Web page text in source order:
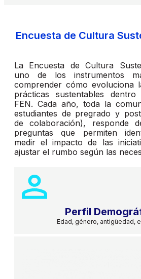
Encuesta de Cultura
La Encuesta de Cultura
uno de los instrumentos
comprender cómo evoluciona
prácticas sustentables
FEN. Cada año, toda la
estudiantes de pregrado y
de colaboración), responde
preguntas que permiten
medir el impacto de las
ajustar el rumbo según las
Perfil
Edad, género, antigüedad,